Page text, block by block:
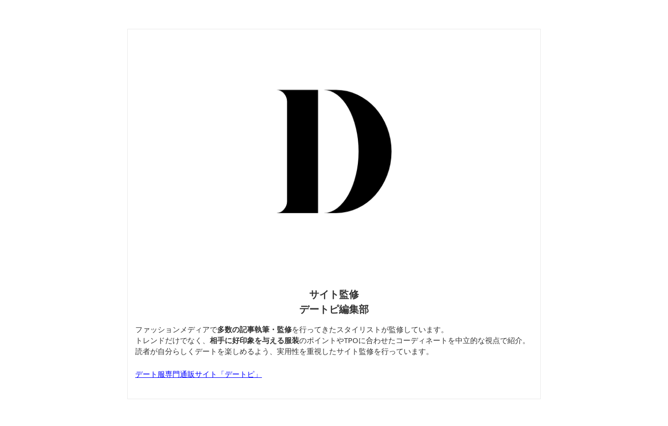
サイト監修
デートピ編集部
ファッションメディアで多数の記事執筆・監修を行ってきたスタイリストが監修しています。
トレンドだけでなく、 相手に好印象を与える服装のポイントやTPOに合わせたコーディネートを中立的な視点で紹介。
読者が自分らしくデートを楽しめるよう、実用性を重視したサイト監修を行っています。
デート服専門通販サイト「デートピ」